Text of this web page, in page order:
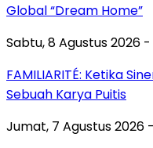
Global “Dream Home”
Sabtu, 8 Agustus 2026 -
FAMILIARITÉ: Ketika
Sebuah Karya Puitis
Jumat, 7 Agustus 2026